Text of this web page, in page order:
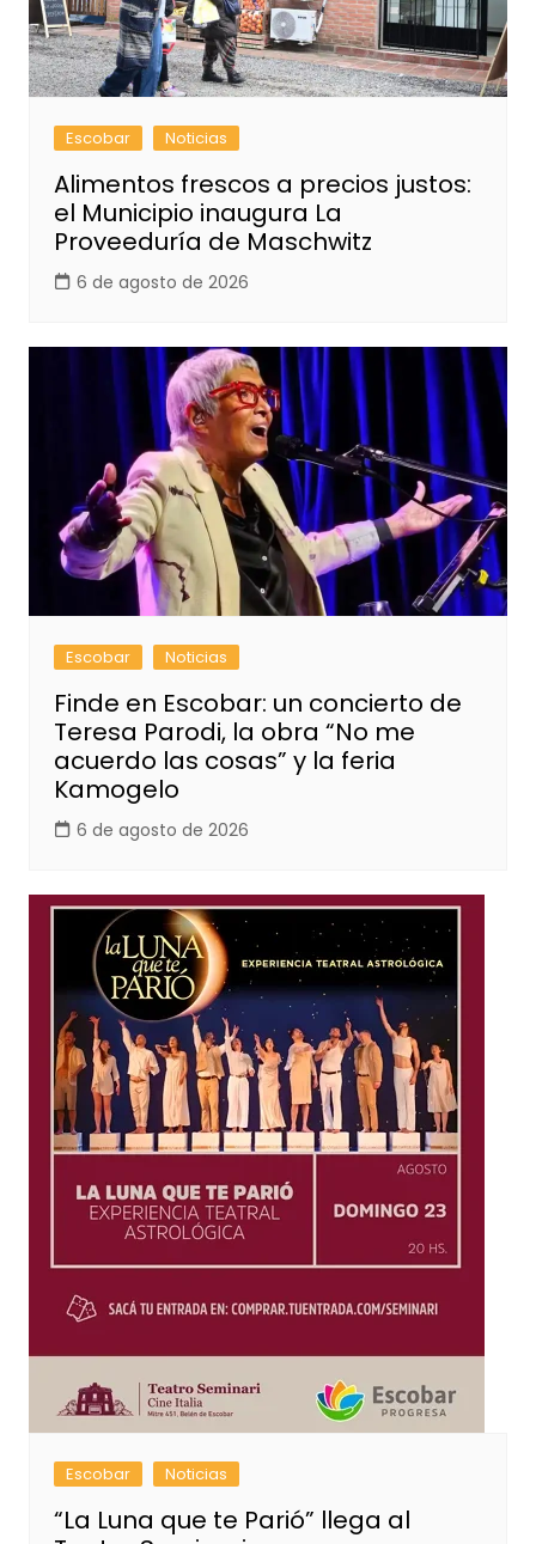
Escobar Noticias
Alimentos frescos a precios justos:
el Municipio inaugura La
Proveeduría de Maschwitz
6 de agosto de 2026
Escobar Noticias
Finde en Escobar: un concierto de
Teresa Parodi, la obra “No me
acuerdo las cosas” y la feria
Kamogelo
6 de agosto de 2026
Escobar Noticias
“La Luna que te Parió” llega al